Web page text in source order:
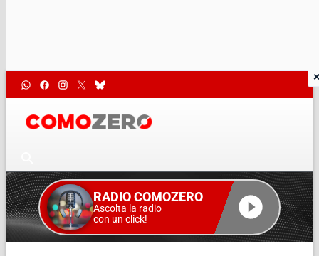
RADIO COMOZERO
Ascolta la radio
con un click!